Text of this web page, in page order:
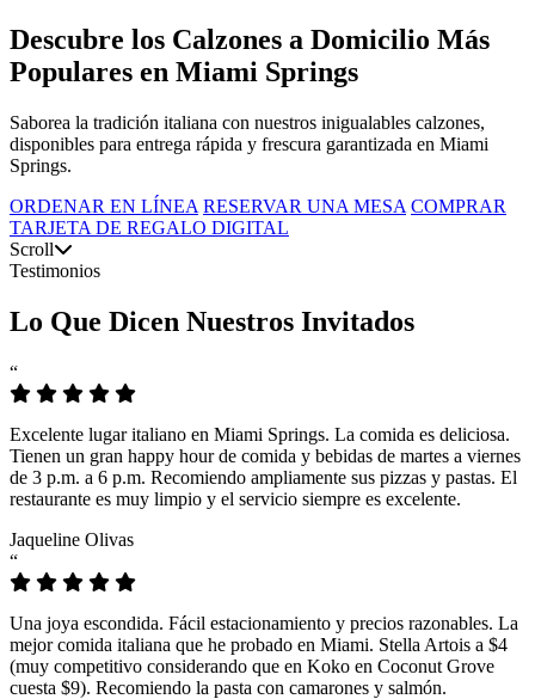
Descubre los Calzones a Domicilio Más
Populares en Miami Springs
Saborea la tradición italiana con nuestros inigualables calzones,
disponibles para entrega rápida y frescura garantizada en Miami
Springs.
ORDENAR EN LÍNEA RESERVAR UNA MESA COMPRAR
TARJETA DE REGALO DIGITAL
Scroll
Testimonios
Lo Que Dicen Nuestros Invitados
“
Excelente lugar italiano en Miami Springs. La comida es deliciosa.
Tienen un gran happy hour de comida y bebidas de martes a viernes
de 3 p.m. a 6 p.m. Recomiendo ampliamente sus pizzas y pastas. El
restaurante es muy limpio y el servicio siempre es excelente.
Jaqueline Olivas
“
Una joya escondida. Fácil estacionamiento y precios razonables. La
mejor comida italiana que he probado en Miami. Stella Artois a $4
(muy competitivo considerando que en Koko en Coconut Grove
cuesta $9). Recomiendo la pasta con camarones y salmón.